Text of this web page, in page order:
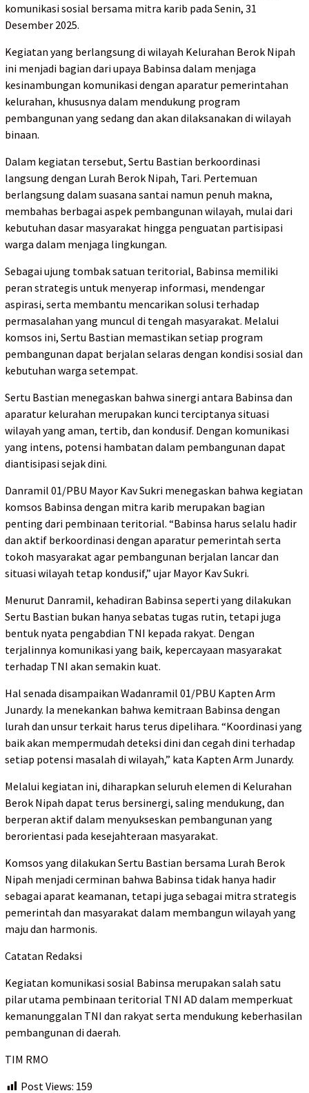
komunikasi sosial bersama mitra karib pada Senin, 31
Desember 2025.
Kegiatan yang berlangsung di wilayah Kelurahan Berok Nipah
ini menjadi bagian dari upaya Babinsa dalam menjaga
kesinambungan komunikasi dengan aparatur pemerintahan
kelurahan, khususnya dalam mendukung program
pembangunan yang sedang dan akan dilaksanakan di wilayah
binaan.
Dalam kegiatan tersebut, Sertu Bastian berkoordinasi
langsung dengan Lurah Berok Nipah, Tari. Pertemuan
berlangsung dalam suasana santai namun penuh makna,
membahas berbagai aspek pembangunan wilayah, mulai dari
kebutuhan dasar masyarakat hingga penguatan partisipasi
warga dalam menjaga lingkungan.
Sebagai ujung tombak satuan teritorial, Babinsa memiliki
peran strategis untuk menyerap informasi, mendengar
aspirasi, serta membantu mencarikan solusi terhadap
permasalahan yang muncul di tengah masyarakat. Melalui
komsos ini, Sertu Bastian memastikan setiap program
pembangunan dapat berjalan selaras dengan kondisi sosial dan
kebutuhan warga setempat.
Sertu Bastian menegaskan bahwa sinergi antara Babinsa dan
aparatur kelurahan merupakan kunci terciptanya situasi
wilayah yang aman, tertib, dan kondusif. Dengan komunikasi
yang intens, potensi hambatan dalam pembangunan dapat
diantisipasi sejak dini.
Danramil 01/PBU Mayor Kav Sukri menegaskan bahwa kegiatan
komsos Babinsa dengan mitra karib merupakan bagian
penting dari pembinaan teritorial. “Babinsa harus selalu hadir
dan aktif berkoordinasi dengan aparatur pemerintah serta
tokoh masyarakat agar pembangunan berjalan lancar dan
situasi wilayah tetap kondusif,” ujar Mayor Kav Sukri.
Menurut Danramil, kehadiran Babinsa seperti yang dilakukan
Sertu Bastian bukan hanya sebatas tugas rutin, tetapi juga
bentuk nyata pengabdian TNI kepada rakyat. Dengan
terjalinnya komunikasi yang baik, kepercayaan masyarakat
terhadap TNI akan semakin kuat.
Hal senada disampaikan Wadanramil 01/PBU Kapten Arm
Junardy. Ia menekankan bahwa kemitraan Babinsa dengan
lurah dan unsur terkait harus terus dipelihara. “Koordinasi yang
baik akan mempermudah deteksi dini dan cegah dini terhadap
setiap potensi masalah di wilayah,” kata Kapten Arm Junardy.
Melalui kegiatan ini, diharapkan seluruh elemen di Kelurahan
Berok Nipah dapat terus bersinergi, saling mendukung, dan
berperan aktif dalam menyukseskan pembangunan yang
berorientasi pada kesejahteraan masyarakat.
Komsos yang dilakukan Sertu Bastian bersama Lurah Berok
Nipah menjadi cerminan bahwa Babinsa tidak hanya hadir
sebagai aparat keamanan, tetapi juga sebagai mitra strategis
pemerintah dan masyarakat dalam membangun wilayah yang
maju dan harmonis.
Catatan Redaksi
Kegiatan komunikasi sosial Babinsa merupakan salah satu
pilar utama pembinaan teritorial TNI AD dalam memperkuat
kemanunggalan TNI dan rakyat serta mendukung keberhasilan
pembangunan di daerah.
TIM RMO
Post Views: 159